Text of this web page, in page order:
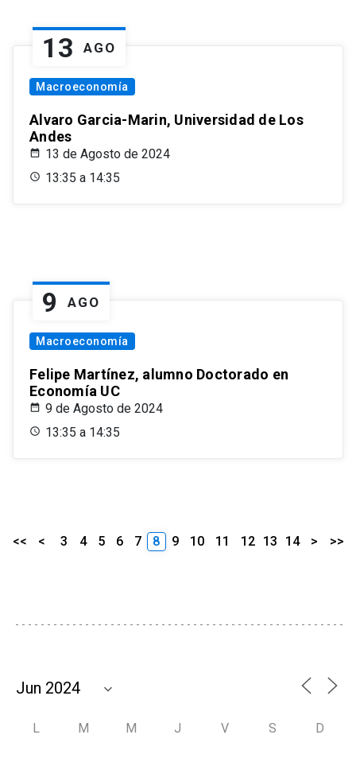
13 AGO
Macroeconomía
Alvaro Garcia-Marin, Universidad de Los
Andes
13 de Agosto de 2024
13:35 a 14:35
9 AGO
Macroeconomía
Felipe Martínez, alumno Doctorado en
Economía UC
9 de Agosto de 2024
13:35 a 14:35
<< < 3 4 5 6 7 8 9 10 11 12 13 14 > >>
L M M J V S D